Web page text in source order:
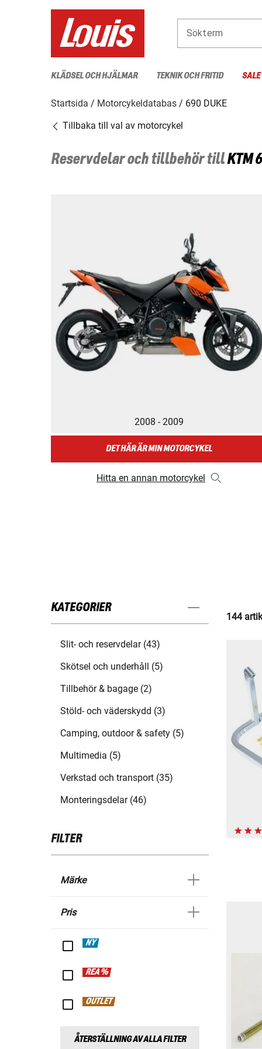
Sökterm
KLÄDSEL OCH HJÄLMAR TEKNIK OCH FRITID
Startsida Motorcykeldatabas
690 DUKE
Tillbaka till val av motorcykel
Reservdelar och tillbehör tillKTM
2008 - 2009
DET HÄR ÄR MIN MOTORCYKEL
Hitta en annan motorcykel
KATEGORIER
Slit- och reservdelar (43)
Skötsel och underhåll (5)
Tillbehör & bagage (2)
Stöld- och väderskydd (3)
Camping, outdoor & safety (5)
Multimedia (5)
Verkstad och transport (35)
Monteringsdelar (46)
FILTER
Märke
Pris
NY
REA %
OUTLET
ÅTERSTÄLLNING AV ALLA FILTER
144